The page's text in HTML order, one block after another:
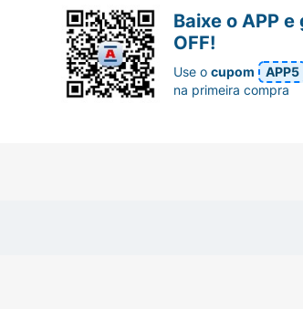
Baixe o APP e
OFF!
Use ocupom
APP5
na primeira compra